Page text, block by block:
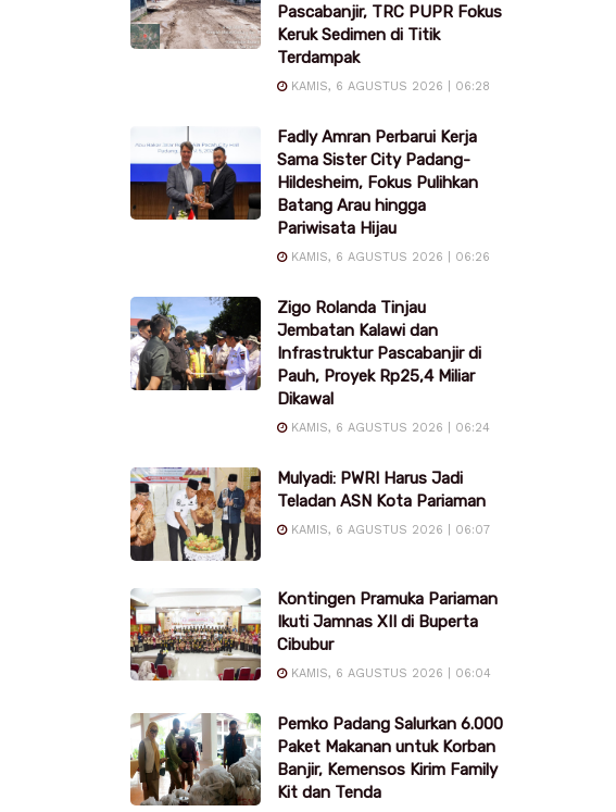
Pascabanjir, TRC PUPR Fokus
Keruk Sedimen di Titik
Terdampak
KAMIS, 6 AGUSTUS 2026 | 06:28
Fadly Amran Perbarui Kerja
Sama Sister City Padang-
Hildesheim, Fokus Pulihkan
Batang Arau hingga
Pariwisata Hijau
KAMIS, 6 AGUSTUS 2026 | 06:26
Zigo Rolanda Tinjau
Jembatan Kalawi dan
Infrastruktur Pascabanjir di
Pauh, Proyek Rp25,4 Miliar
Dikawal
KAMIS, 6 AGUSTUS 2026 | 06:24
Mulyadi: PWRI Harus Jadi
Teladan ASN Kota Pariaman
KAMIS, 6 AGUSTUS 2026 | 06:07
Kontingen Pramuka Pariaman
Ikuti Jamnas XII di Buperta
Cibubur
KAMIS, 6 AGUSTUS 2026 | 06:04
Pemko Padang Salurkan 6.000
Paket Makanan untuk Korban
Banjir, Kemensos Kirim Family
Kit dan Tenda